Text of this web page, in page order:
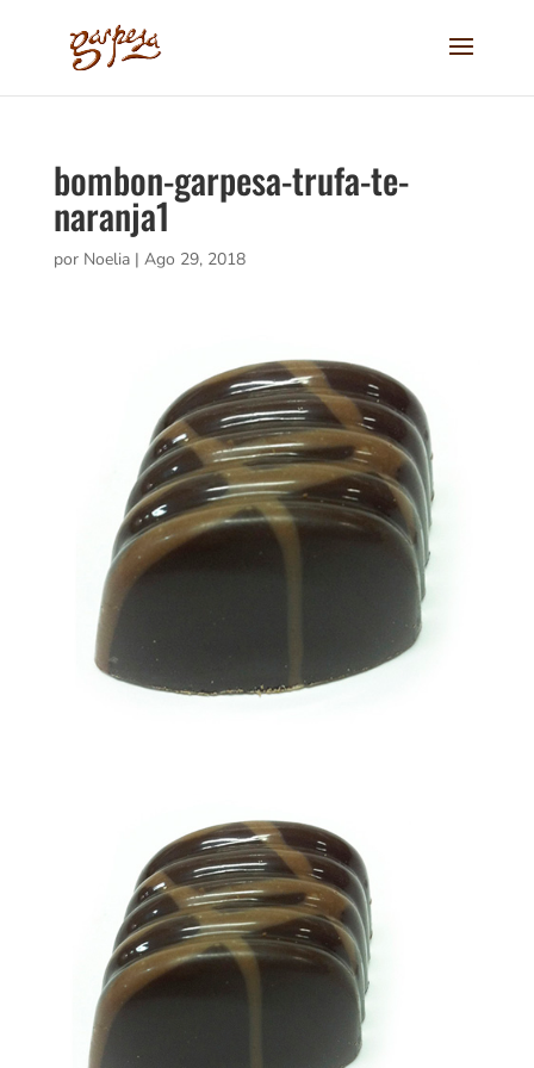
bombon-garpesa-trufa-te-
naranja1
por Noelia| Ago 29, 2018